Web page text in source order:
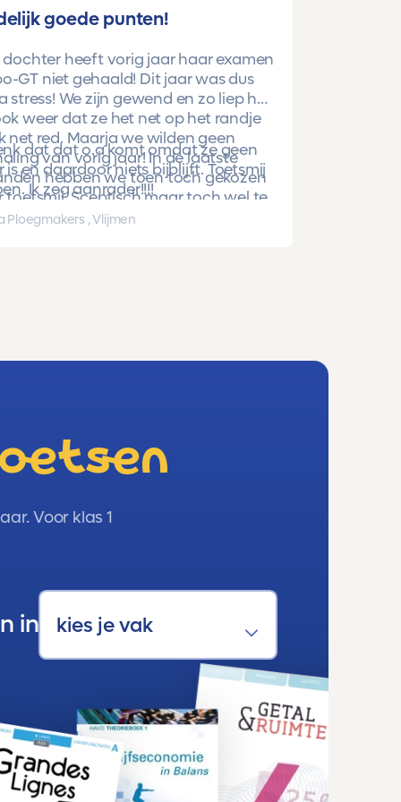
goede punten!
dochter heeft vorig jaar haar examen
GT niet gehaald! Dit jaar was dus
stress! We zijn gewend en zo liep het
weer dat ze het net op het randje
net red. Maarja we wilden geen
van vorig jaar! In de laatste
hebben we toen toch gekozen
toetsmij. Sceptisch maar toch wel te
En nu is ze gewoon geslaagd
dat dat o.a komt omdat ze geen
is en daardoor niets bijblijft. Toetsmij
Ik zeg aanrader!!!!
Ploegmakers , Vlijmen
Voor klas 1
in